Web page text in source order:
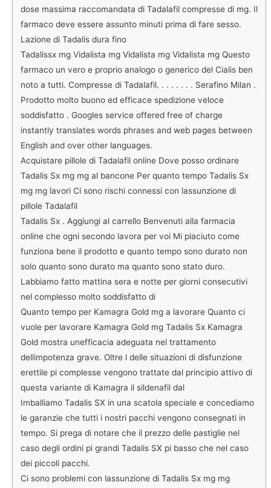
dose massima raccomandata di Tadalafil compresse di mg. Il
farmaco deve essere assunto minuti prima di fare sesso.
Lazione di Tadalis dura fino
Tadalissx mg Vidalista mg Vidalista mg Vidalista mg Questo
farmaco un vero e proprio analogo o generico del Cialis ben
noto a tutti. Compresse di Tadalafil. . . . . . . . Serafino Milan .
Prodotto molto buono ed efficace spedizione veloce
soddisfatto . Googles service offered free of charge
instantly translates words phrases and web pages between
English and over other languages.
Acquistare pillole di Tadalafil online Dove posso ordinare
Tadalis Sx mg mg al bancone Per quanto tempo Tadalis Sx
mg mg lavori Ci sono rischi connessi con lassunzione di
pillole Tadalafil
Tadalis Sx . Aggiungi al carrello Benvenuti alla farmacia
online che ogni secondo lavora per voi Mi piaciuto come
funziona bene il prodotto e quanto tempo sono durato non
solo quanto sono durato ma quanto sono stato duro.
Labbiamo fatto mattina sera e notte per giorni consecutivi
nel complesso molto soddisfatto di
Quanto tempo per Kamagra Gold mg a lavorare Quanto ci
vuole per lavorare Kamagra Gold mg Tadalis Sx Kamagra
Gold mostra unefficacia adeguata nel trattamento
dellimpotenza grave. Oltre l delle situazioni di disfunzione
erettile pi complesse vengono trattate dal principio attivo di
questa variante di Kamagra il sildenafil dal
Imballiamo Tadalis SX in una scatola speciale e concediamo
le garanzie che tutti i nostri pacchi vengono consegnati in
tempo. Si prega di notare che il prezzo delle pastiglie nel
caso degli ordini pi grandi Tadalis SX pi basso che nel caso
dei piccoli pacchi.
Ci sono problemi con lassunzione di Tadalis Sx mg mg